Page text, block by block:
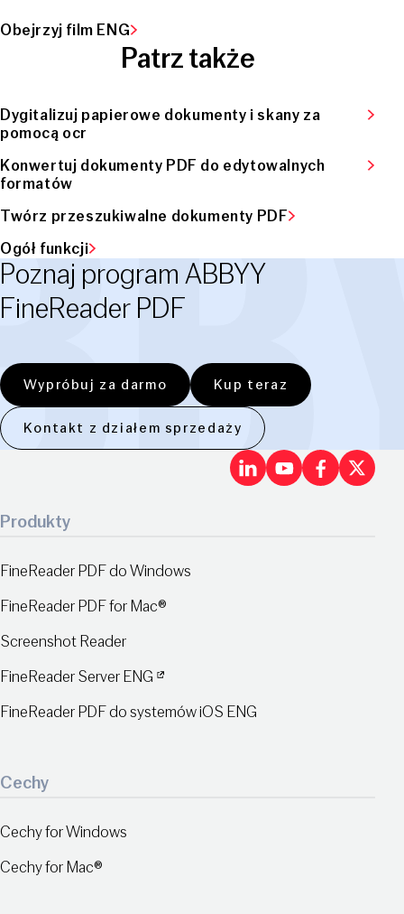
Obejrzyj film ENG
Patrz także
Dygitalizuj papierowe dokumenty i skany za
pomocą ocr
Konwertuj dokumenty PDF do edytowalnych
formatów
Twórz przeszukiwalne dokumenty PDF
Ogół funkcji
Poznaj program ABBYY
FineReader PDF
Wypróbuj za darmo Kup teraz
Kontakt z działem sprzedaży
LinkedInX
Produkty
FineReader PDF do Windows
FineReader PDF for Mac®
Screenshot Reader
FineReader Server ENG
FineReader PDF do systemów iOS ENG
Cechy
Cechy for Windows
Cechy for Mac®